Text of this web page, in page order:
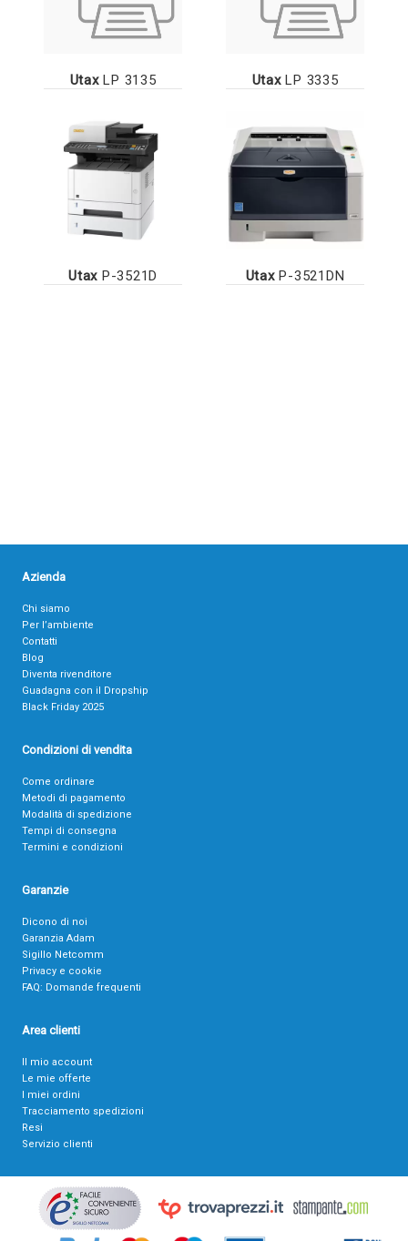
UtaxLP 3135 UtaxLP 3335
Utax P-3521D UtaxP-3521DN
Azienda
Chi siamo
Per l’ambiente
Contatti
Blog
Diventa rivenditore
Guadagna con il Dropship
Black Friday 2025
Condizioni di vendita
Come ordinare
Metodi di pagamento
Modalità di spedizione
Tempi di consegna
Termini e condizioni
Garanzie
Dicono di noi
Garanzia Adam
Sigillo Netcomm
Privacy e cookie
FAQ: Domande frequenti
Area clienti
Il mio account
Le mie offerte
I miei ordini
Tracciamento spedizioni
Resi
Servizio clienti